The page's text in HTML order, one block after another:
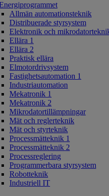
Allmän automationsteknik
Distribuerade styrsystem
Elektronik och
Ellära 1
Ellära 2
Praktisk ellära
Elmotordrivsystem
Fastighetsautomation 1
Industriautomation
Mekatronik 1
Mekatronik 2
Mikrodatortillämpningar
Mät och reglerteknik
Mät och styrteknik
Processmätteknik 1
Processmätteknik 2
Processreglering
Programmerbara styrsystem
Robotteknik
Industriell IT